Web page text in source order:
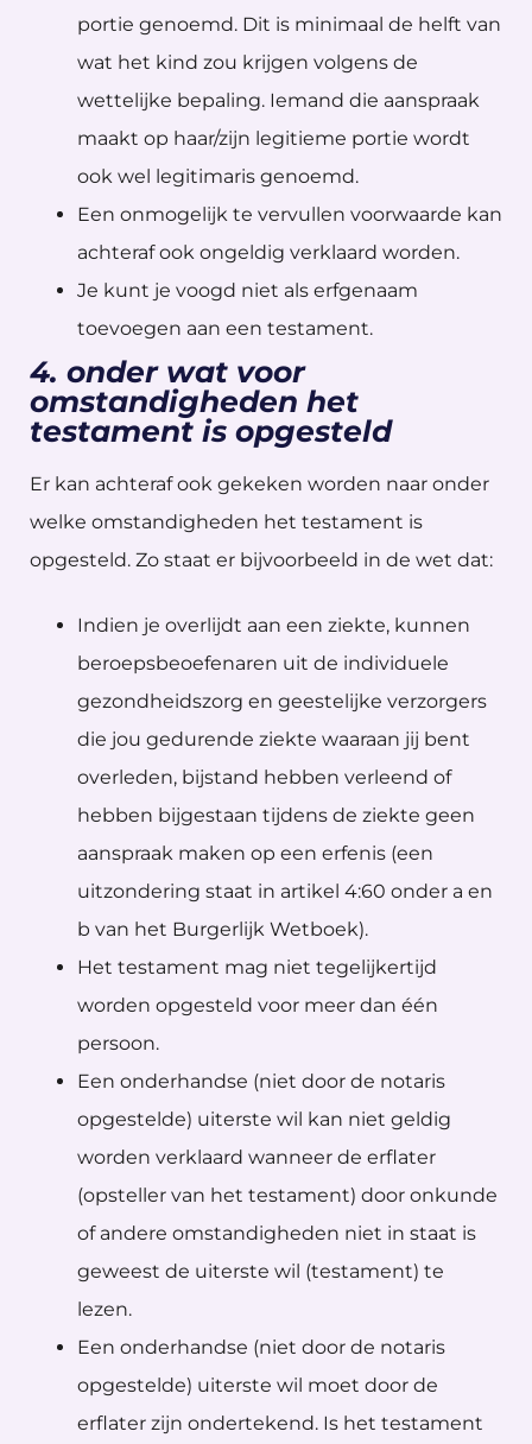
portie genoemd. Dit is minimaal de helft van
wat het kind zou krijgen volgens de
wettelijke bepaling. Iemand die aanspraak
maakt op haar/zijn legitieme portie wordt
ook wel legitimaris genoemd.
Een onmogelijk te vervullen voorwaarde kan
achteraf ook ongeldig verklaard worden.
Je kunt je voogd niet als erfgenaam
toevoegen aan een testament.
4. onder wat voor
omstandigheden het
testament is opgesteld
Er kan achteraf ook gekeken worden naar onder
welke omstandigheden het testament is
opgesteld. Zo staat er bijvoorbeeld in de wet dat:
Indien je overlijdt aan een ziekte, kunnen
beroepsbeoefenaren uit de individuele
gezondheidszorg en geestelijke verzorgers
die jou gedurende ziekte waaraan jij bent
overleden, bijstand hebben verleend of
hebben bijgestaan tijdens de ziekte geen
aanspraak maken op een erfenis (een
uitzondering staat in artikel 4:60 onder a en
b van het Burgerlijk Wetboek).
Het testament mag niet tegelijkertijd
worden opgesteld voor meer dan één
persoon.
Een onderhandse (niet door de notaris
opgestelde) uiterste wil kan niet geldig
worden verklaard wanneer de erflater
(opsteller van het testament) door onkunde
of andere omstandigheden niet in staat is
geweest de uiterste wil (testament) te
lezen.
Een onderhandse (niet door de notaris
opgestelde) uiterste wil moet door de
erflater zijn ondertekend. Is het testament